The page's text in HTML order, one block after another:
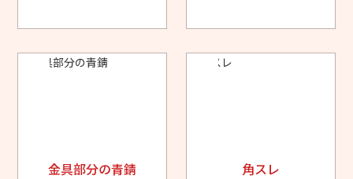
金具部分の青錆 角スレ